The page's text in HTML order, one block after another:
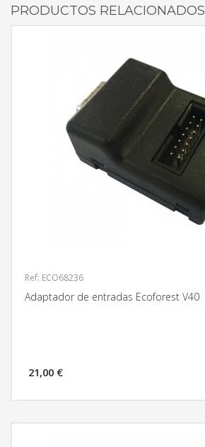
PRODUCTOS RELACIONADOS
Ref: ECO68236
Adaptador de entradas Ecoforest V40
21,00 €